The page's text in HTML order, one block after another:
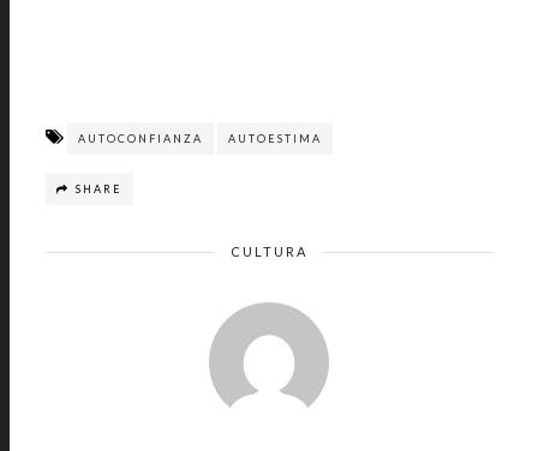
AUTOCONFIANZA AUTOESTIMA
SHARE
CULTURA